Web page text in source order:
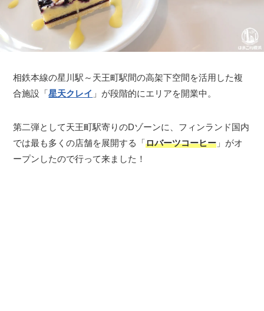
相鉄本線の星川駅～天王町駅間の高架下空間を活用した複
合施設「星天クレイ 」が段階的にエリアを開業中。
第二弾として天王町駅寄りのDゾーンに、フィンランド国内
では最も多くの店舗を展開する「ロバーツコーヒー 」がオ
ープンしたので行って来ました！